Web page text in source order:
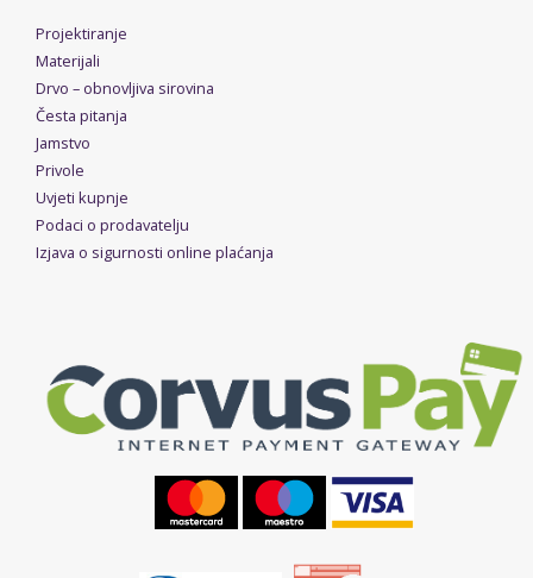
Projektiranje
Materijali
Drvo – obnovljiva sirovina
Česta pitanja
Jamstvo
Privole
Uvjeti kupnje
Podaci o prodavatelju
Izjava o sigurnosti online plaćanja